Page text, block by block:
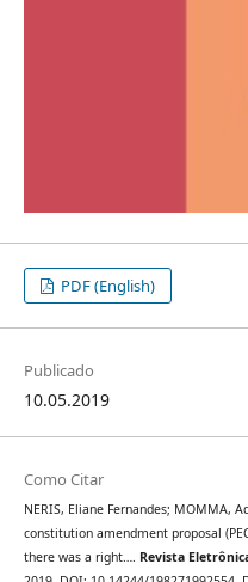
PDF (English)
Publicado
10.05.2019
Como Citar
NERIS, Eliane Fernandes; MOMMA,
constitution amendment proposal
there was a right…. Revista